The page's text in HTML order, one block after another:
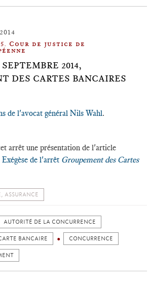
Cour de justice de
2014,
DES CARTES BANCAIRES
de l'avocat général Nils Wahl.
arrêt une présentation de l'article
de l'arrêt Groupement des Cartes
ASSURANCE
AUTORITÉ DE LA CONCURRENCE
BANCAIRE CONCURRENCE